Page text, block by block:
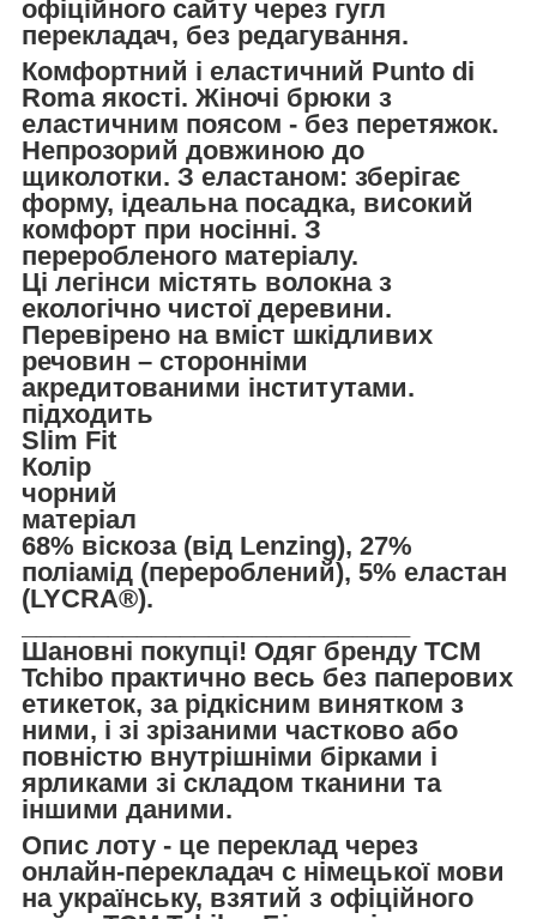
офіційного сайту через гугл
перекладач, без редагування.
Комфортний і еластичний Punto di
Roma якості. Жіночі брюки з
еластичним поясом - без перетяжок.
Непрозорий довжиною до
щиколотки. З еластаном: зберігає
форму, ідеальна посадка, високий
комфорт при носінні. З
переробленого матеріалу.
Ці легінси містять волокна з
екологічно чистої деревини.
Перевірено на вміст шкідливих
речовин – сторонніми
акредитованими інститутами.
підходить
Slim Fit
Колір
чорний
матеріал
68% віскоза (від Lenzing), 27%
поліамід (перероблений), 5% еластан
(LYCRA®).
Шановні покупці! Одяг бренду TCM
Tchibo практично весь без паперових
етикеток, за рідкісним винятком з
ними, і зі зрізаними частково або
повністю внутрішніми бірками і
ярликами зі складом тканини та
іншими даними.
Опис лоту - це переклад через
онлайн-перекладач с німецької мови
на українську, взятий з офіційного